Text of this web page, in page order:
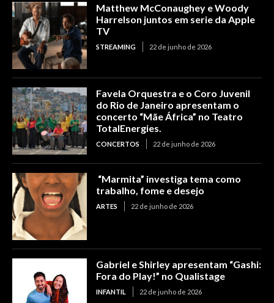
Matthew McConaughey e Woody
Harrelson juntos em serie da Apple
TV
STREAMING 22 de junho de 2026
Favela Orquestra e o Coro Juvenil
do Rio de Janeiro apresentam o
concerto “Mãe África” no Teatro
TotalEnergies.
CONCERTOS 22 de junho de 2026
“Marmita” investiga tema como
trabalho, fome e desejo
ARTES 22 de junho de 2026
Gabriel e Shirley apresentam “Gashi:
Fora do Play!” no Qualistage
INFANTIL 22 de junho de 2026